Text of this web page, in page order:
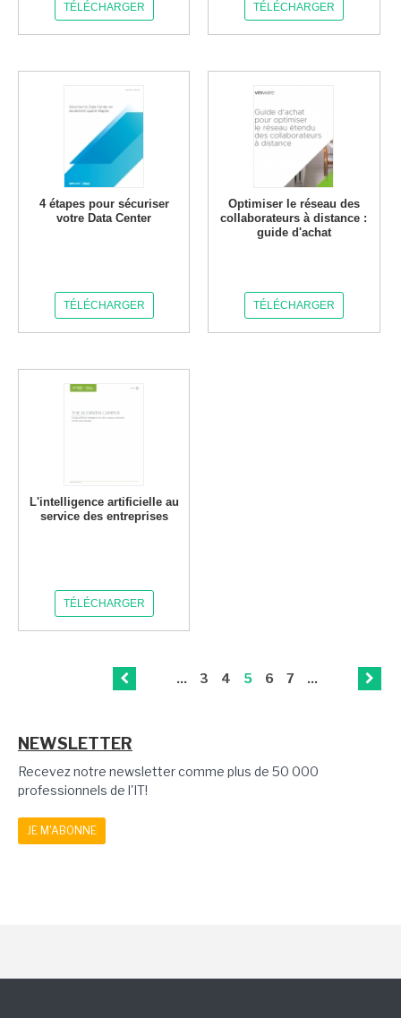
TÉLÉCHARGER TÉLÉCHARGER
4 étapes pour sécuriser
votre Data Center
TÉLÉCHARGER
Optimiser le réseau des
collaborateurs à distance :
guide d'achat
TÉLÉCHARGER
L'intelligence artificielle au
service des entreprises
TÉLÉCHARGER
... 3 4 5 6 7 ...
NEWSLETTER
Recevez notre newsletter comme plus de 50 000
professionnels de l'IT!
JE M'ABONNE